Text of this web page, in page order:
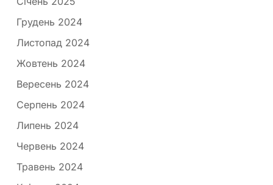
Грудень 2024
Листопад 2024
Жовтень 2024
Вересень 2024
Серпень 2024
Липень 2024
Червень 2024
Травень 2024